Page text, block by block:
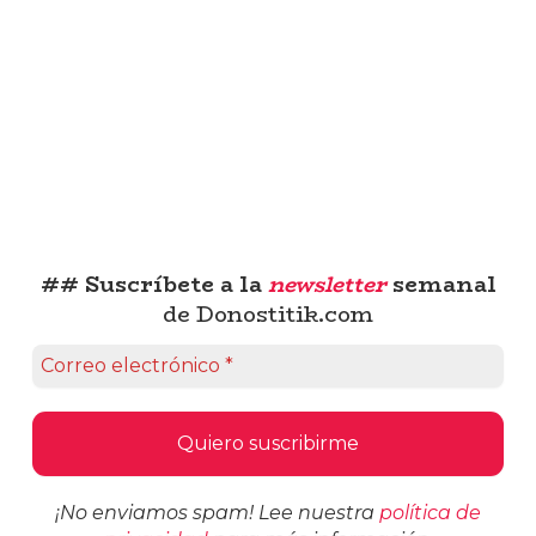
## Suscríbete a lanewslettersemanal
de Donostitik.com
¡No enviamos spam! Lee nuestra política de